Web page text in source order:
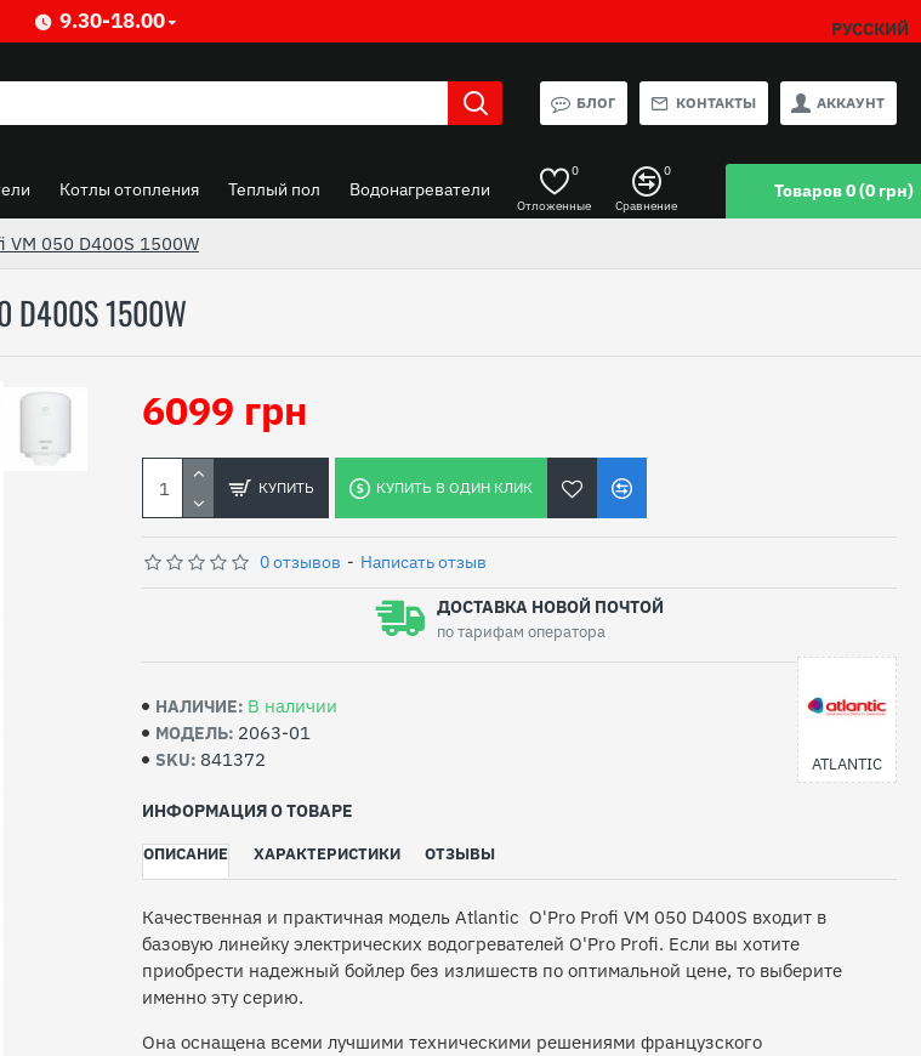
9.30-18.00 РУССКИЙ
БЛОГ КОНТАКТЫ АККАУНТ
Котлы отопления Теплый пол Водонагреватели
Отложенные
0
Сравнение
0
Товаров 0 (0 грн)
VM 050 D400S 1500W
D400S 1500W
ИНФОРМАЦИЯ О ТОВАРЕ
ОПИСАНИЕ ХАРАКТЕРИСТИКИ ОТЗЫВЫ
Качественная и практичная модель Atlantic O'Pro Profi VM 050 D400S входит в
базовую линейку электрических водогревателей O'Pro Profi. Если вы хотите
приобрести надежный бойлер без излишеств по оптимальной цене, то выберите
именно эту серию.
Она оснащена всеми лучшими техническими решениями французского
НАЛИЧИЕ: В наличии
МОДЕЛЬ: 2063-01
SKU: 841372 ATLANTIC
0 отзывов - Написать отзыв
6099 грн
КУПИТЬ КУПИТЬ В ОДИН КЛИК
ДОСТАВКА НОВОЙ ПОЧТОЙ
по тарифам оператора